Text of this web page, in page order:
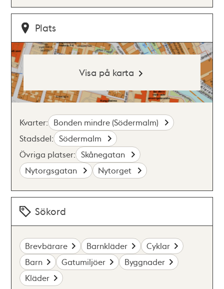
Plats
Visa på karta
Kvarter: Bonden mindre (Södermalm)
Stadsdel: Södermalm
Övriga platser: Skånegatan
Nytorgsgatan
Nytorget
Sökord
Brevbärare Barnkläder
Cyklar
Barn
Gatumiljöer
Byggnader
Kläder